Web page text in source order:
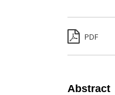
PDF
Abstract